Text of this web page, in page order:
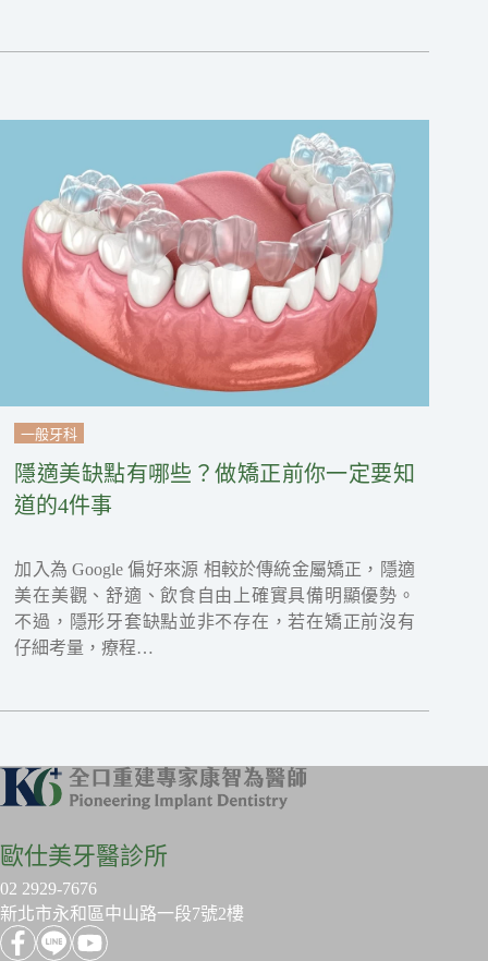
一般牙科
隱適美缺點有哪些？做矯正前你一定要知
道的4件事
加入為 Google 偏好來源 相較於傳統金屬矯正，隱適
美在美觀、舒適、飲食自由上確實具備明顯優勢。
不過，隱形牙套缺點並非不存在，若在矯正前沒有
仔細考量，療程…
歐仕美牙醫診所
02 2929-7676
新北市永和區中山路一段7號2樓